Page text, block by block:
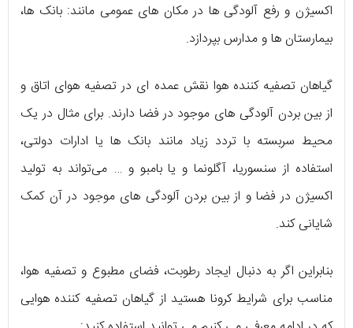
اکسیژن و رفع آلودگی ها در مکان های عمومی مانند: بانک ها،
بیمارستان ها و مدارس بپردازد.
گیاهان تصفیه کننده هوا نقش عمده ای در تصفیه هوای اتاق و
از بین بردن آلودگی های موجود در فضا دارند. برای مثال در یک
محیط سربسته با تردد زیاد مانند بانک ها یا ادارات دولتی،
استفاده از سنسوریا، آگلونما و یا بامبو و … می‌تواند به تولید
اکسیژن در فضا و از بین بردن آلودگی های موجود در آن کمک
شایانی کند.
بنابراین اگر به دنبال ایجاد رطوبت، فضای مطبوع و تصفیه هوا،
مناسب برای شرایط کرونا هستید از گیاهان تصفیه کننده هوایی